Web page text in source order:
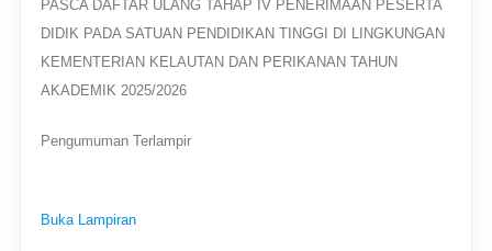
PASCA DAFTAR ULANG TAHAP IV PENERIMAAN PESERTA
DIDIK PADA SATUAN PENDIDIKAN TINGGI DI LINGKUNGAN
KEMENTERIAN KELAUTAN DAN PERIKANAN TAHUN
AKADEMIK 2025/2026
Pengumuman Terlampir
Buka Lampiran